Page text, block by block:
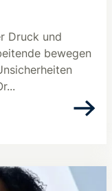
Druck und
bewegen